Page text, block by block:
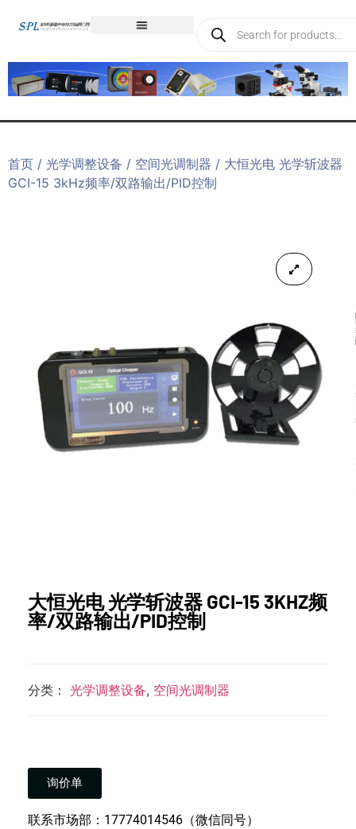
首页 / 光学调整设备 / 空间光调制器 / 大恒光电 光学斩波器
GCI-15 3kHz频率/双路输出/PID控制
大恒光电 光学斩波器 GCI-15 3KHZ频
率/双路输出/PID控制
分类： 光学调整设备, 空间光调制器
询价单
联系市场部：17774014546（微信同号）